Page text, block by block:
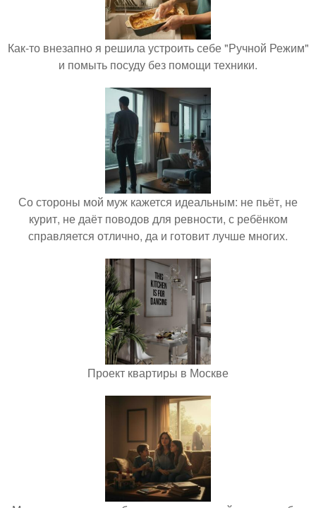
Как-то внезапно я решила устроить себе "Ручной Режим"
и помыть посуду без помощи техники.
Со стороны мой муж кажется идеальным: не пьёт, не
курит, не даёт поводов для ревности, с ребёнком
справляется отлично, да и готовит лучше многих.
Проект квартиры в Москве